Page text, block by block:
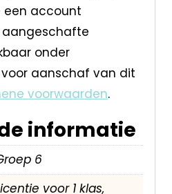
een account
onder
voor aanschaf van dit
voorwaarden.
informatie
6
voor 1 klas,